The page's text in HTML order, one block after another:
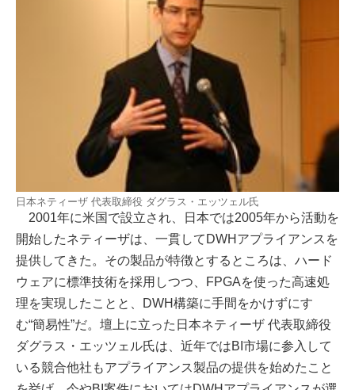
日本ネティーザ 代表取締役 ダグラス・エッツェル氏
2001年に米国で設立され、日本では2005年から活動を
開始したネティーザは、一貫してDWHアプライアンスを
提供してきた。その製品が特徴とするところは、ハード
ウェアに標準技術を採用しつつ、FPGAを使った高速処
理を実現したことと、DWH構築に手間をかけずにす
む“簡易性”だ。壇上に立った日本ネティーザ 代表取締役
ダグラス・エッツェル氏は、近年ではBI市場に参入して
いる競合他社もアプライアンス製品の提供を始めたこと